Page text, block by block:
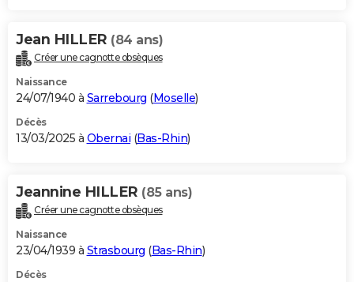
Bricolage
Lifestyle
Culture
Sport
Auto
Television
Voyage
Cinema
Jean HILLER (84 ans)
Créer une cagnotte obsèques
Naissance
24/07/1940 à Sarrebourg (Moselle)
Décès
13/03/2025 à Obernai (Bas-Rhin)
Jeannine HILLER (85 ans)
Créer une cagnotte obsèques
Naissance
23/04/1939 à Strasbourg (Bas-Rhin)
Décès